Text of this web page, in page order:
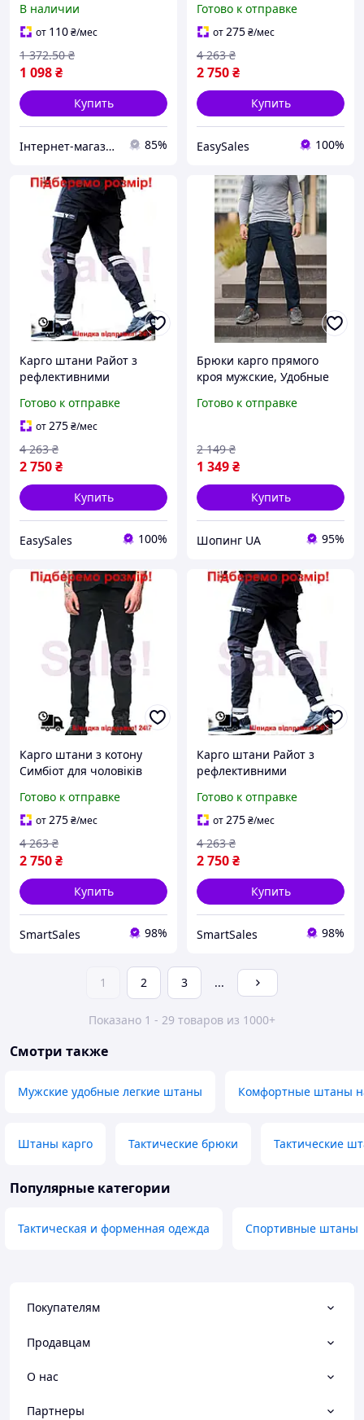
осени удобные стильные
3XL
В наличии
от 110₴/мес
1 098₴
1 372.50 ₴
Купить
Інтернет-магазин SALE TOOLS 85%
кишенями та резинкою S
Готово к отправке
от275₴/мес
2 750₴
4 263 ₴
Купить
EasySales 100%
Карго штани Райот з
рефлективними
зручні міські штани з
кишенями S
Готово к отправке
от275₴/мес
2 750₴
4 263 ₴
Купить
EasySales 100%
Брюки карго прямого
кроя мужские, Удобные
повседневной носки
Готово к отправке
1 349₴
2 149 ₴
Купить
Шопинг UA 95%
Карго штани з котону
Симбіот для чоловіків
кишенями та резинкою S
Готово к отправке
от275₴/мес
2 750₴
4 263 ₴
Купить
SmartSales 98%
Карго штани Райот з
рефлективними
зручні міські штани з
кишенями S
Готово к отправке
от275₴/мес
2 750₴
4 263 ₴
Купить
SmartSales 98%
1 2 3 ...
Показано 1 - 29 товаров из 1000+
Смотри также
Мужские удобные легкие штаны Комфортные штаны
Штаны карго Тактические брюки Тактические
Популярные категории
Тактическая и форменная одежда Спортивные штаны
Покупателям
Продавцам
О нас
Партнеры